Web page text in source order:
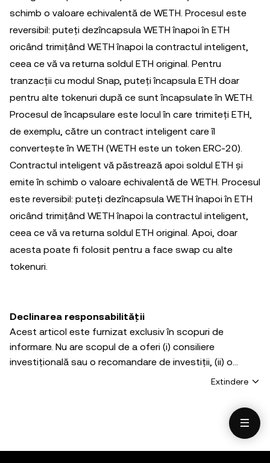
schimb o valoare echivalentă de WETH. Procesul este
reversibil: puteți dezîncapsula WETH înapoi în ETH
oricând trimițând WETH înapoi la contractul inteligent,
ceea ce vă va returna soldul ETH original. Pentru
tranzacții cu modul Snap, puteți încapsula ETH doar
pentru alte tokenuri după ce sunt încapsulate în WETH.
Procesul de încapsulare este locul în care trimiteți ETH,
de exemplu, către un contract inteligent care îl
convertește în WETH (WETH este un token ERC-20).
Contractul inteligent vă păstrează apoi soldul ETH și
emite în schimb o valoare echivalentă de WETH. Procesul
este reversibil: puteți dezîncapsula WETH înapoi în ETH
oricând trimițând WETH înapoi la contractul inteligent,
ceea ce vă va returna soldul ETH original. Apoi, doar
acesta poate fi folosit pentru a face swap cu alte
tokenuri.
Declinarea responsabilității
Acest articol este furnizat exclusiv în scopuri de
informare. Nu are scopul de a oferi (i) consiliere
investițională sau o recomandare de investiții, (ii) o
ofertă sau o solicitare de a cumpăra, vinde sau deține
volatilității pieței, implică un grad ridicat de risc și își pot
pierde valoarea. Consultați-vă cu un specialist în
Extindere